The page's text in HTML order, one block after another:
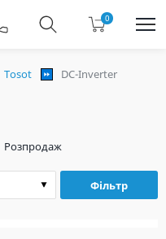
0
Tosot DC-Inverter
Фільтр
Розпродаж